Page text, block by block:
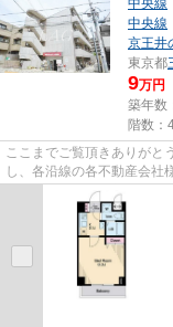
中央線
中央線
京王井
東京都
9万円
築年数
階数：
ここまでご覧頂きありがと
し、各沿線の各不動産会社
しております！最新の情報は